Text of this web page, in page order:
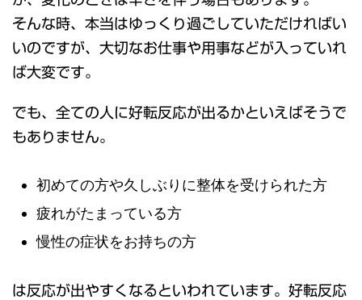
そんな時、本当はゆっくり過ごしていただければい
いのですが、大切なお仕事や用事などが入っていれ
ば大変です。
でも、全ての人に好転反応が出るかといえばそうで
もありません。
初めての方や久しぶりに整体を受けられた方
疲れがたまっている方
慢性の症状をお持ちの方
は反応が出やすくなるといわれています。好転反応